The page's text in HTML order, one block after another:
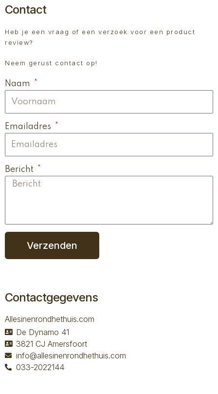
Contact
Heb je een vraag of een verzoek voor een product
review?
Neem gerust contact op!
Naam
Emailadres
Bericht
Verzenden
Contactgegevens
Allesinenrondhethuis.com
De Dynamo 41
3821 CJ Amersfoort
info@allesinenrondhethuis.com
033-2022144